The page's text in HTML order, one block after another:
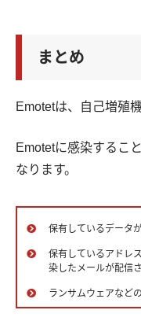
まとめ
Emotetは、自己増殖
Emotetに感染するこ
なります。
保有しているデータ
保有しているアドレ
染したメールが配信
ランサムウェアなど